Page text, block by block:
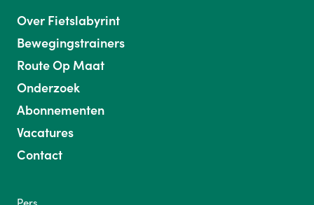
Over Fietslabyrint
Bewegingstrainers
Route Op Maat
Onderzoek
Abonnementen
Vacatures
Contact